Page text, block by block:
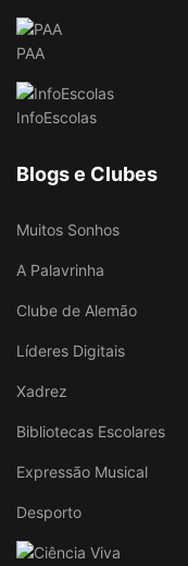
PAA
InfoEscolas
Blogs e Clubes
Muitos Sonhos
A Palavrinha
Clube de Alemão
Líderes Digitais
Xadrez
Bibliotecas Escolares
Expressão Musical
Desporto